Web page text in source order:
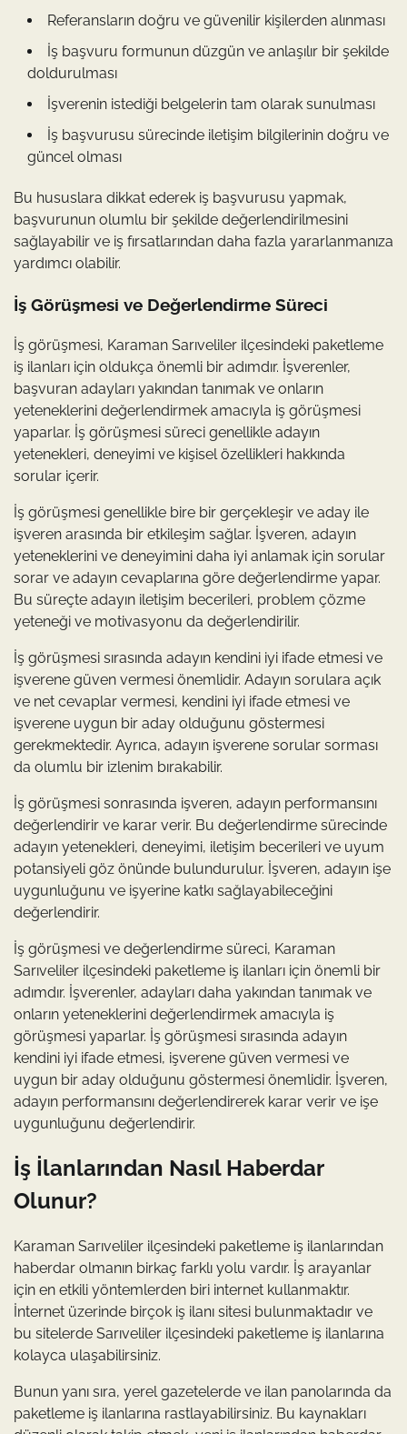
Referansların doğru ve güvenilir kişilerden alınması
İş başvuru formunun düzgün ve anlaşılır bir şekilde
doldurulması
İşverenin istediği belgelerin tam olarak sunulması
İş başvurusu sürecinde iletişim bilgilerinin doğru ve
güncel olması
Bu hususlara dikkat ederek iş başvurusu yapmak,
başvurunun olumlu bir şekilde değerlendirilmesini
sağlayabilir ve iş fırsatlarından daha fazla yararlanmanıza
yardımcı olabilir.
İş Görüşmesi ve Değerlendirme Süreci
İş görüşmesi, Karaman Sarıveliler ilçesindeki paketleme
iş ilanları için oldukça önemli bir adımdır. İşverenler,
başvuran adayları yakından tanımak ve onların
yeteneklerini değerlendirmek amacıyla iş görüşmesi
yaparlar. İş görüşmesi süreci genellikle adayın
yetenekleri, deneyimi ve kişisel özellikleri hakkında
sorular içerir.
İş görüşmesi genellikle bire bir gerçekleşir ve aday ile
işveren arasında bir etkileşim sağlar. İşveren, adayın
yeteneklerini ve deneyimini daha iyi anlamak için sorular
sorar ve adayın cevaplarına göre değerlendirme yapar.
Bu süreçte adayın iletişim becerileri, problem çözme
yeteneği ve motivasyonu da değerlendirilir.
İş görüşmesi sırasında adayın kendini iyi ifade etmesi ve
işverene güven vermesi önemlidir. Adayın sorulara açık
ve net cevaplar vermesi, kendini iyi ifade etmesi ve
işverene uygun bir aday olduğunu göstermesi
gerekmektedir. Ayrıca, adayın işverene sorular sorması
da olumlu bir izlenim bırakabilir.
İş görüşmesi sonrasında işveren, adayın performansını
değerlendirir ve karar verir. Bu değerlendirme sürecinde
adayın yetenekleri, deneyimi, iletişim becerileri ve uyum
potansiyeli göz önünde bulundurulur. İşveren, adayın işe
uygunluğunu ve işyerine katkı sağlayabileceğini
değerlendirir.
İş görüşmesi ve değerlendirme süreci, Karaman
Sarıveliler ilçesindeki paketleme iş ilanları için önemli bir
adımdır. İşverenler, adayları daha yakından tanımak ve
onların yeteneklerini değerlendirmek amacıyla iş
görüşmesi yaparlar. İş görüşmesi sırasında adayın
kendini iyi ifade etmesi, işverene güven vermesi ve
uygun bir aday olduğunu göstermesi önemlidir. İşveren,
adayın performansını değerlendirerek karar verir ve işe
uygunluğunu değerlendirir.
İş İlanlarından Nasıl Haberdar
Olunur?
Karaman Sarıveliler ilçesindeki paketleme iş ilanlarından
haberdar olmanın birkaç farklı yolu vardır. İş arayanlar
için en etkili yöntemlerden biri internet kullanmaktır.
İnternet üzerinde birçok iş ilanı sitesi bulunmaktadır ve
bu sitelerde Sarıveliler ilçesindeki paketleme iş ilanlarına
kolayca ulaşabilirsiniz.
Bunun yanı sıra, yerel gazetelerde ve ilan panolarında da
paketleme iş ilanlarına rastlayabilirsiniz. Bu kaynakları